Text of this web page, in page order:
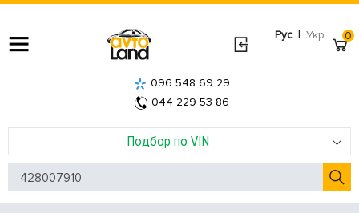
Рус | Укр
Подбор по VIN
096 548 69 29
044 229 53 86
0